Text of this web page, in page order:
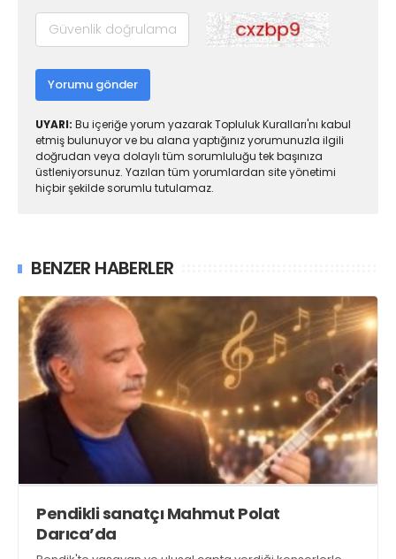
Yorumu gönder
UYARI: Bu içeriğe yorum yazarak Topluluk Kuralları'nı kabul
etmiş bulunuyor ve bu alana yaptığınız yorumunuzla ilgili
doğrudan veya dolaylı tüm sorumluluğu tek başınıza
üstleniyorsunuz. Yazılan tüm yorumlardan site yönetimi
hiçbir şekilde sorumlu tutulamaz.
BENZER HABERLER
Pendikli sanatçı Mahmut Polat
Darıca’da